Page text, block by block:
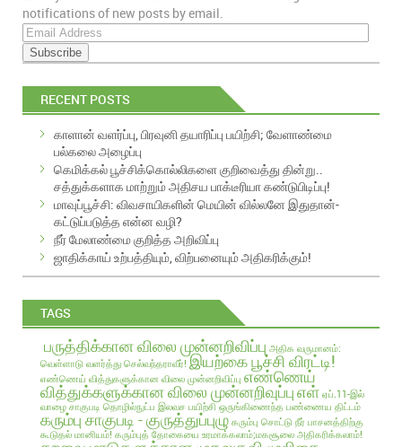
notifications of new posts by email.
E
m
a
i
A
RECENT POSTS
காளான் வளர்ப்பு, பிரவுனி தயாரிப்பு பயிற்சி; வேளாண்மை
பல்கலை அழைப்பு
கெமிக்கல் பூச்சிக்கொல்லிகளை குறிவைத்து தின்று..
சத்துக்களாக மாற்றும் அதிசய பாக்டீரியா கண்டுபிடிப்பு!
மாவுப்பூச்சி: விவசாயிகளின் மெயின் வில்லனே இதுதான்-
கட்டுப்படுத்த என்ன வழி?
நீர் மேலாண்மை குறித்த அறிவிப்பு
ஜாதிக்காய் உற்பத்தியும், விற்பனையும் அதிகரிக்கும்!
TAGS
பருத்திக்கான விலை முன்னறிவிப்பு அதிக வருமானம்:
வெள்ளாடு வளர்த்து செல்வந்தராவீர்! இயற்கை பூச்சி விரட்டி!
எண்ணெய் வித்துகளுக்கான விலை முன்னறிவிப்பு எண்ணெய்
வித்துக்களுக்கான விலை முன்னறிவுப்புஎள் ஏப்.11-இல்
வாழை சாகுபடி தொழில்நுட்ப இலவச பயிற்சி ஒருங்கிணைந்த பண்ணைய திட்டம்
கரும்பு சாகுபடி - குருத்துப்புழு கரும்பு சொட்டு நீர் பாசனத்திற்கு
கூடுதல் மானியம்! கரும்புத் தோகையை உரமாக்கலாம்;மகசூலை அதிகரிக்கலாம்!